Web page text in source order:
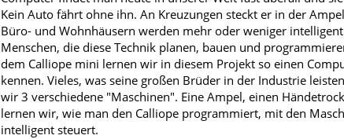
Kein Auto fährt ohne ihn. An Kreuzungen steckt er in der
Büro- und Wohnhäusern werden mehr oder weniger
Menschen, die diese Technik planen, bauen und
dem Calliope mini lernen wir in diesem Projekt so einen
kennen. Vieles, was seine großen Brüder in der Industrie
wir 3 verschiedene "Maschinen". Eine Ampel, einen
lernen wir, wie man den Calliope programmiert, mit den
intelligent steuert.